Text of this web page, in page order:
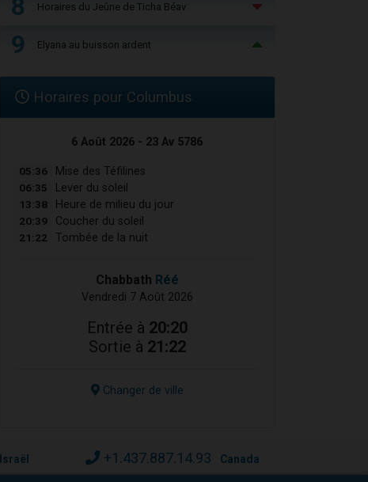
8 Horaires du Jeûne de Ticha Béav
9 Elyana au buisson ardent
Horaires pour Columbus
6 Août 2026 - 23 Av 5786
05:36 Mise des Téfilines
06:35 Lever du soleil
13:38 Heure de milieu du jour
20:39 Coucher du soleil
21:22 Tombée de la nuit
Chabbath Réé
Vendredi 7 Août 2026
Entrée à 20:20
Sortie à 21:22
Changer de ville
Israël +1.437.887.14.93 Canada